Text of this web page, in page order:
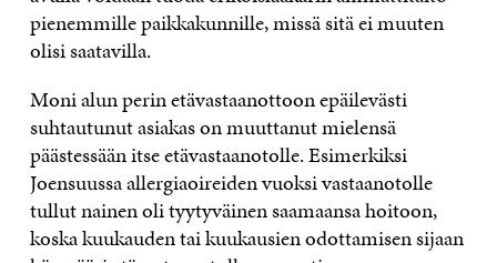
pienemmille paikkakunnille, missä sitä ei muuten
olisi saatavilla.
Moni alun perin etävastaanottoon epäilevästi
suhtautunut asiakas on muuttanut mielensä
päästessään itse etävastaanotolle. Esimerkiksi
Joensuussa allergiaoireiden vuoksi vastaanotolle
tullut nainen oli tyytyväinen saamaansa hoitoon,
koska kuukauden tai kuukausien odottamisen sijaan